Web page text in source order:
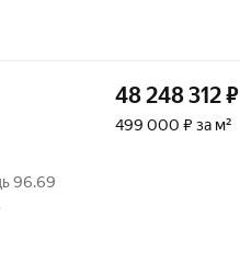
96.69
48 248 312₽
499 000 ₽ за м²